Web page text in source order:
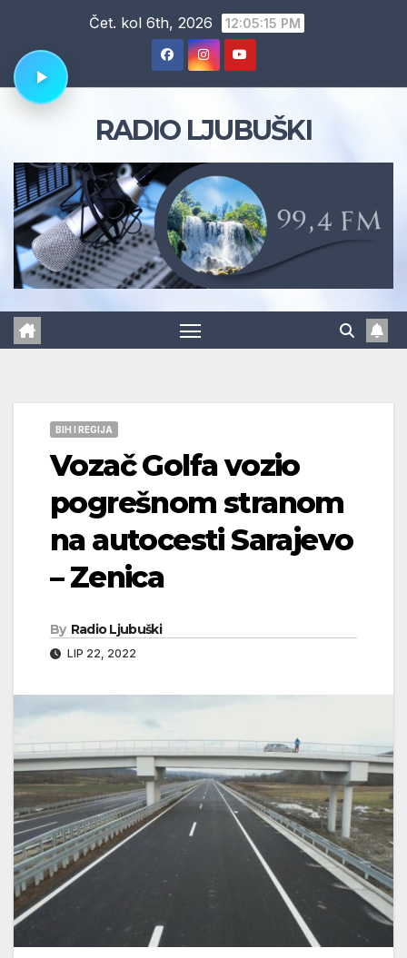
content
Čet. kol 6th, 2026 12:05:16 PM
RADIO LJUBUŠKI
BIH I REGIJA
Vozač Golfa vozio
pogrešnom stranom
na autocesti Sarajevo
– Zenica
By Radio Ljubuški
LIP 22, 2022